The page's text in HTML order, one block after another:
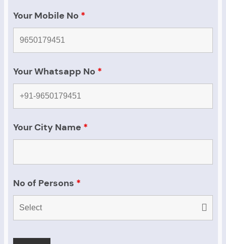
Your Mobile No *
Your Whatsapp No *
Your City Name *
No of Persons *